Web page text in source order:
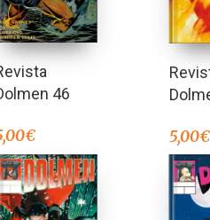
46
€ 5,00€